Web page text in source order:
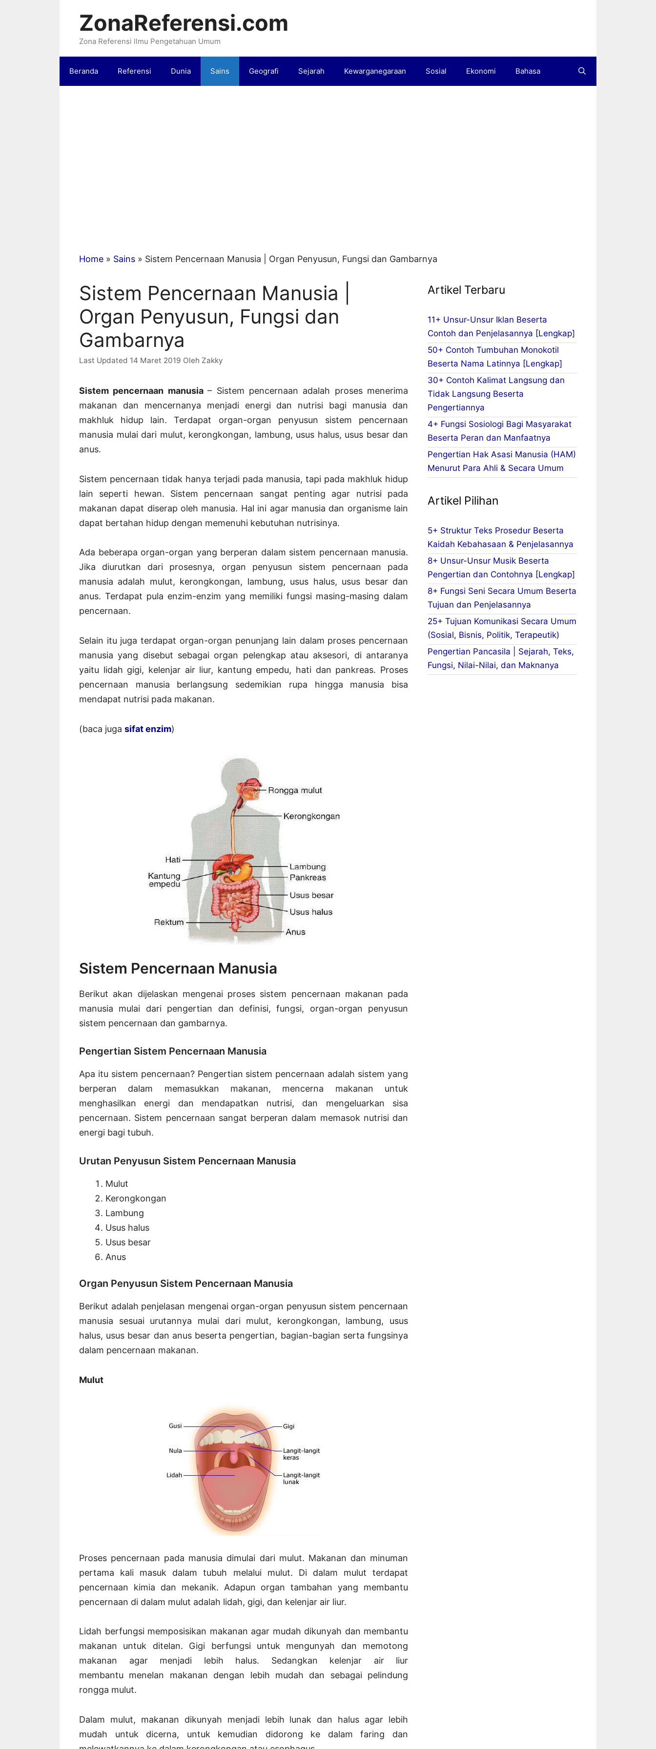
ZonaReferensi.com
Zona Referensi llmu Pengetahuan Umum
Beranda Referensi Dunia Sains Geografi Sejarah Kewarganegaraan Sosial Ekonomi Bahasa
Home » Sains » Sistem Pencernaan Manusia | Organ Penyusun, Fungsi dan Gambarnya
Sistem Pencernaan Manusia |
Organ Penyusun, Fungsi dan
Gambarnya
14 Maret 2019 Oleh Zakky
Sistem pencernaan manusia– Sistem pencernaan adalah proses menerima
makanan dan mencernanya menjadi energi dan nutrisi bagi manusia dan
makhluk hidup lain. Terdapat organ-organ penyusun sistem pencernaan
manusia mulai dari mulut, kerongkongan, lambung, usus halus, usus besar dan
anus.
Sistem pencernaan tidak hanya terjadi pada manusia, tapi pada makhluk hidup
lain seperti hewan. Sistem pencernaan sangat penting agar nutrisi pada
makanan dapat diserap oleh manusia. Hal ini agar manusia dan organisme lain
dapat bertahan hidup dengan memenuhi kebutuhan nutrisinya.
Ada beberapa organ-organ yang berperan dalam sistem pencernaan manusia.
Jika diurutkan dari prosesnya, organ penyusun sistem pencernaan pada
manusia adalah mulut, kerongkongan, lambung, usus halus, usus besar dan
anus. Terdapat pula enzim-enzim yang memiliki fungsi masing-masing dalam
pencernaan.
Selain itu juga terdapat organ-organ penunjang lain dalam proses pencernaan
manusia yang disebut sebagai organ pelengkap atau aksesori, di antaranya
yaitu lidah gigi, kelenjar air liur, kantung empedu, hati dan pankreas. Proses
pencernaan manusia berlangsung sedemikian rupa hingga manusia bisa
mendapat nutrisi pada makanan.
(baca juga sifat enzim)
Sistem Pencernaan Manusia
Berikut akan dijelaskan mengenai proses sistem pencernaan makanan pada
manusia mulai dari pengertian dan definisi, fungsi, organ-organ penyusun
sistem pencernaan dan gambarnya.
Pengertian Sistem Pencernaan Manusia
Apa itu sistem pencernaan? Pengertian sistem pencernaan adalah sistem yang
berperan dalam memasukkan makanan, mencerna makanan untuk
menghasilkan energi dan mendapatkan nutrisi, dan mengeluarkan sisa
pencernaan. Sistem pencernaan sangat berperan dalam memasok nutrisi dan
energi bagi tubuh.
Urutan Penyusun Sistem Pencernaan Manusia
Mulut
Kerongkongan
Lambung
Usus halus
Usus besar
Anus
Organ Penyusun Sistem Pencernaan Manusia
Berikut adalah penjelasan mengenai organ-organ penyusun sistem pencernaan
manusia sesuai urutannya mulai dari mulut, kerongkongan, lambung, usus
halus, usus besar dan anus beserta pengertian, bagian-bagian serta fungsinya
dalam pencernaan makanan.
Mulut
Proses pencernaan pada manusia dimulai dari mulut. Makanan dan minuman
pertama kali masuk dalam tubuh melalui mulut. Di dalam mulut terdapat
pencernaan kimia dan mekanik. Adapun organ tambahan yang membantu
pencernaan di dalam mulut adalah lidah, gigi, dan kelenjar air liur.
Lidah berfungsi memposisikan makanan agar mudah dikunyah dan membantu
makanan untuk ditelan. Gigi berfungsi untuk mengunyah dan memotong
makanan agar menjadi lebih halus. Sedangkan kelenjar air liur
membantu menelan makanan dengan lebih mudah dan sebagai pelindung
rongga mulut.
Dalam mulut, makanan dikunyah menjadi lebih lunak dan halus agar lebih
mudah untuk dicerna, untuk kemudian didorong ke dalam faring dan
Artikel Terbaru
11+ Unsur-Unsur Iklan Beserta
Contoh dan Penjelasannya [Lengkap]
50+ Contoh Tumbuhan Monokotil
Beserta Nama Latinnya [Lengkap]
30+ Contoh Kalimat Langsung dan
Tidak Langsung Beserta
Pengertiannya
4+ Fungsi Sosiologi Bagi Masyarakat
Beserta Peran dan Manfaatnya
Pengertian Hak Asasi Manusia (HAM)
Menurut Para Ahli & Secara Umum
Artikel Pilihan
5+ Struktur Teks Prosedur Beserta
Kaidah Kebahasaan & Penjelasannya
8+ Unsur-Unsur Musik Beserta
Pengertian dan Contohnya [Lengkap]
8+ Fungsi Seni Secara Umum Beserta
Tujuan dan Penjelasannya
25+ Tujuan Komunikasi Secara Umum
(Sosial, Bisnis, Politik, Terapeutik)
Pengertian Pancasila | Sejarah, Teks,
Fungsi, Nilai-Nilai, dan Maknanya